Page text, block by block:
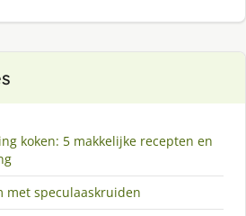
koken: 5 makkelijke recepten en
met speculaaskruiden